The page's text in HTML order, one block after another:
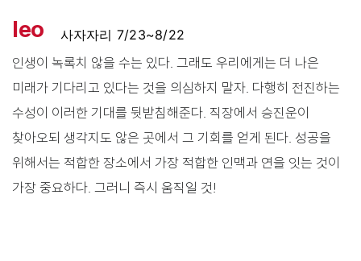
leo
사자자리 7/23~8/22
인생이 녹록치 않을 수는 있다. 그래도 우리에게는 더 나은
미래가 기다리고 있다는 것을 의심하지 말자. 다행히 전진하는
수성이 이러한 기대를 뒷받침해준다. 직장에서 승진운이
찾아오되 생각지도 않은 곳에서 그 기회를 얻게 된다. 성공을
위해서는 적합한 장소에서 가장 적합한 인맥과 연을 잇는 것이
가장 중요하다. 그러니 즉시 움직일 것!